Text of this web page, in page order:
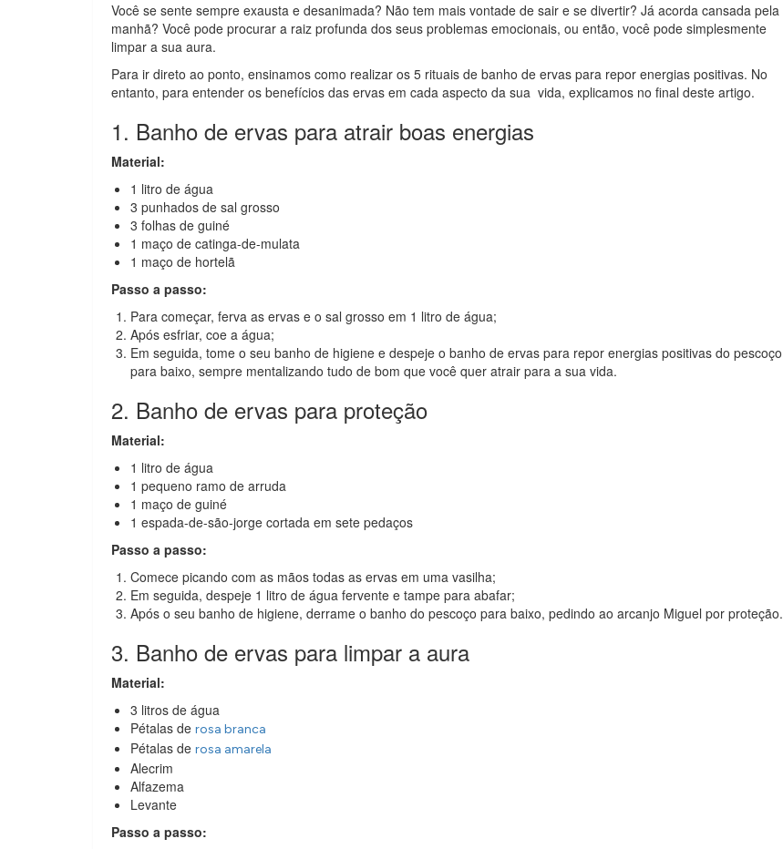
Você se sente sempre exausta e desanimada? Não tem mais vontade de sair e se divertir? Já acorda cansada pela
manhã? Você pode procurar a raiz profunda dos seus problemas emocionais, ou então, você pode simplesmente
limpar a sua aura.
Para ir direto ao ponto, ensinamos como realizar os 5 rituais de banho de ervas para repor energias positivas. No
entanto, para entender os benefícios das ervas em cada aspecto da sua vida, explicamos no final deste artigo.
1. Banho de ervas para atrair boas energias
Material:
1 litro de água
3 punhados de sal grosso
3 folhas de guiné
1 maço de catinga-de-mulata
1 maço de hortelã
Passo a passo:
Para começar, ferva as ervas e o sal grosso em 1 litro de água;
Após esfriar, coe a água;
Em seguida, tome o seu banho de higiene e despeje o banho de ervas para repor energias positivas do pescoço
para baixo, sempre mentalizando tudo de bom que você quer atrair para a sua vida.
2. Banho de ervas para proteção
Material:
1 litro de água
1 pequeno ramo de arruda
1 maço de guiné
1 espada-de-são-jorge cortada em sete pedaços
Passo a passo:
Comece picando com as mãos todas as ervas em uma vasilha;
Em seguida, despeje 1 litro de água fervente e tampe para abafar;
Após o seu banho de higiene, derrame o banho do pescoço para baixo, pedindo ao arcanjo Miguel por proteção.
3. Banho de ervas para limpar a aura
Material:
3 litros de água
Pétalas de rosa branca
Pétalas de rosa amarela
Alecrim
Alfazema
Levante
Passo a passo: